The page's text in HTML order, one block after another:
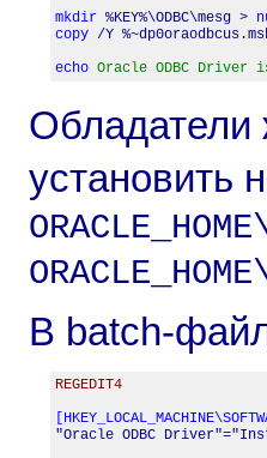
mkdir %KEY%\ODBC\mesg >
copy /Y
echo Oracle ODBC
Обладатели
установить
В batch-
REGEDIT4
"Oracle ODBC